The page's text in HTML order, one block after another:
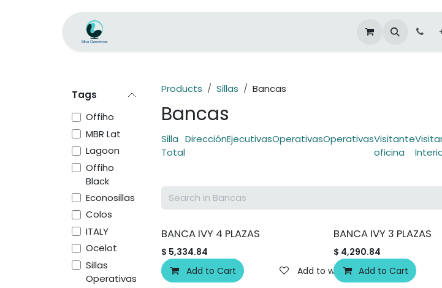
Tags
Offiho
MBR Lat
Lagoon
Offiho
Black
Econosillas
Colos
ITALY
Ocelot
Sillas
Operativas
Products Sillas Bancas
Bancas
Silla
Total
DirecciónEjecutivasOperativasOperativasVisitante
oficina
BANCA IVY 4 PLAZAS
$ 5,334.84
Add to Cart
Add to wishlist
BANCA IVY 3 PLAZAS
$ 4,290.84
Add to Cart